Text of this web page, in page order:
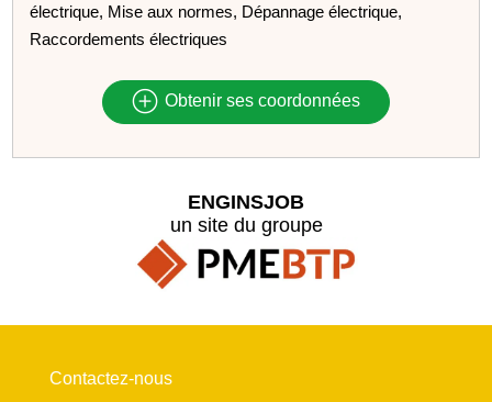
électrique, Mise aux normes, Dépannage électrique,
Raccordements électriques
Obtenir ses coordonnées
ENGINSJOB
un site du groupe
Contactez-nous